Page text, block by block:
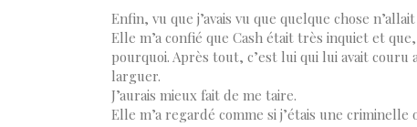
Enfin, vu que j’avais vu que quelque chose
Elle m’a confié que Cash était très inquiet et
pourquoi. Après tout, c’est lui qui lui avait couru
larguer.
J’aurais mieux fait de me taire.
Elle m’a regardé comme si j’étais une